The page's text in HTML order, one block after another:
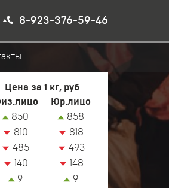
8-923-376-59-46
Цена за 1 кг, руб
Юр.лицо
850
858
810
818
485
493
140
148
9
9